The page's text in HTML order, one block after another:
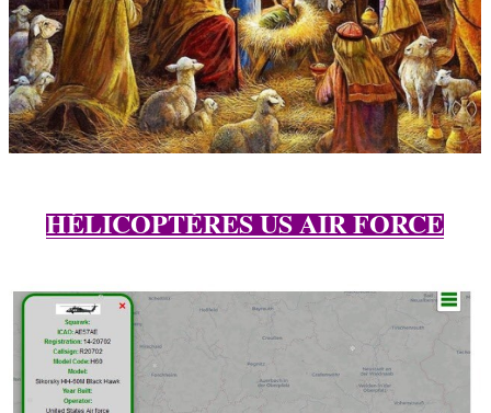
HÉLICOPTÈRES US AIR FORCE